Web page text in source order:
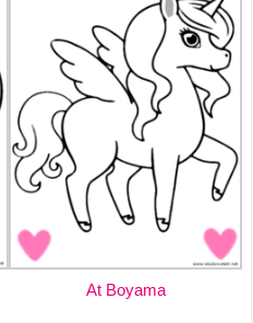
At Boyama